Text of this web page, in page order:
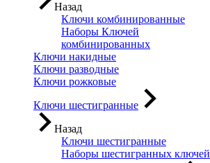
Назад
Ключи комбинированные
Наборы Ключей
комбинированных
Ключи накидные
Ключи разводные
Ключи рожковые
Ключи шестигранные
Назад
Ключи шестигранные
Наборы шестигранных ключей